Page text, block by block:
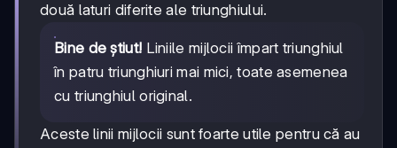
două laturi diferite ale triunghiului.
Bine de știut! Liniile mijlocii împart triunghiul
în patru triunghiuri mai mici, toate asemenea
cu triunghiul original.
Aceste linii mijlocii sunt foarte utile pentru că au